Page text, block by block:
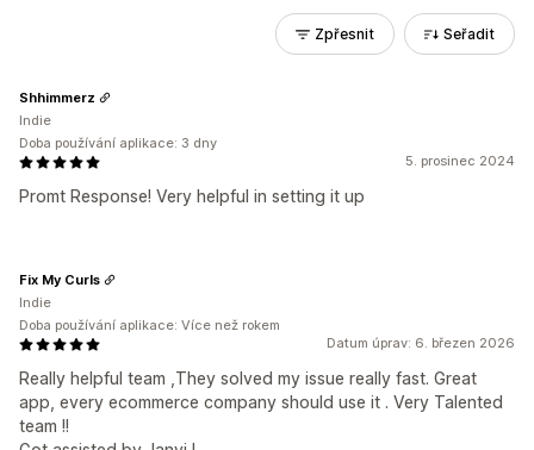
Zpřesnit Seřadit
5. prosinec 2024
Promt Response! Very helpful in setting it up
Shhimmerz
Indie
Doba používání aplikace: 3 dny
Datum úprav: 6. březen 2026
Really helpful team ,They solved my issue really fast. Great
app, every ecommerce company should use it . Very Talented
team !!
Fix My Curls
Indie
Doba používání aplikace: Více než rokem